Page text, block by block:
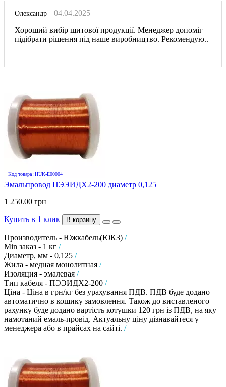
Олександр
04.04.2025
Хороший вибір щитової продукції. Менеджер допоміг
підібрати рішення під наше виробництво. Рекомендую..
Код товара :HUK-E00004
Эмальпровод ПЭЭИДХ2-200 диаметр 0,125
1 250.00 грн
Купить в 1 клик В корзину
Производитель - Южкабель(ЮКЗ) /
Min заказ - 1 кг /
Диаметр, мм - 0,125 /
Жила - медная монолитная /
Изоляция - эмалевая /
Тип кабеля - ПЭЭИДХ2-200 /
Ціна - Ціна в грн/кг без урахування ПДВ. ПДВ буде додано
автоматично в кошику замовлення. Також до виставленого
рахунку буде додано вартість котушки 120 грн із ПДВ, на яку
намотаний емаль-провід. Актуальну ціну дізнавайтеся у
менеджера або в прайсах на сайті. /